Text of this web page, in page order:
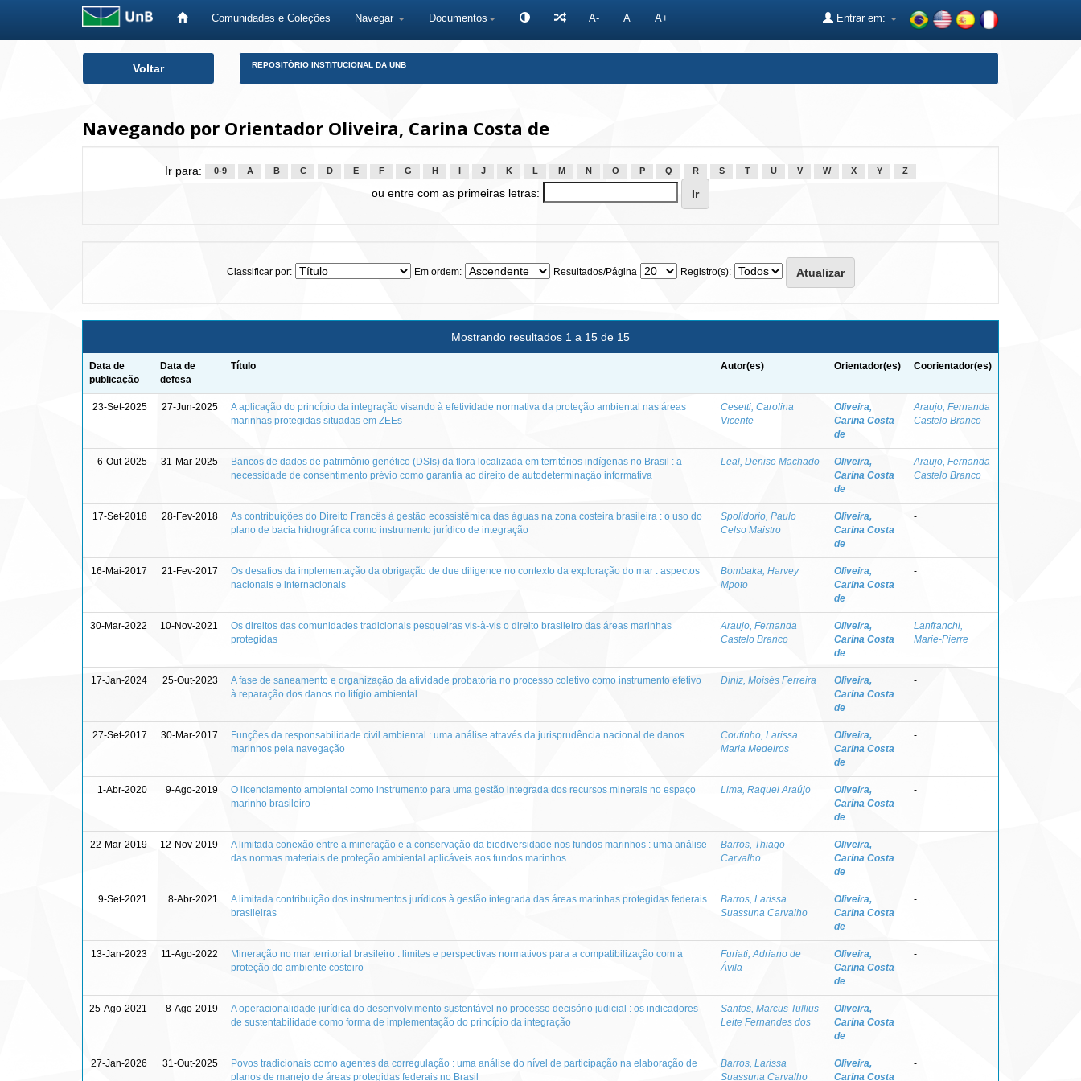
Comunidades e Coleções Navegar Documentos A- A A+ Entrar em:
Voltar REPOSITÓRIO INSTITUCIONAL DA UNB
Navegando por Orientador Oliveira, Carina Costa de
Ir para: 0-9 A B C D E F G H J K L M N O P Q R S T U V W X Y Z
ou entre com as primeiras letras:
Classificar por: Em ordem: Resultados/Página Registro(s):
Mostrando resultados 1 a 15 de 15
Data de
publicação
Data de
defesa
Título Autor(es) Orientador(es) Coorientador(es)
23-Set-2025 27-Jun-2025
A aplicação do princípio da integração visando à efetividade normativa da proteção ambiental nas áreas
marinhas protegidas situadas em ZEEs
Cesetti, Carolina
Vicente
Oliveira,
Carina Costa
de
Araujo, Fernanda
Castelo Branco
6-Out-2025 31-Mar-2025
Bancos de dados de patrimônio genético (DSIs) da flora localizada em territórios indígenas no Brasil : a
necessidade de consentimento prévio como garantia ao direito de autodeterminação informativa
Leal, Denise Machado
Oliveira,
Carina Costa
de
Araujo, Fernanda
Castelo Branco
17-Set-2018 28-Fev-2018
As contribuições do Direito Francês à gestão ecossistêmica das águas na zona costeira brasileira : o uso do
plano de bacia hidrográfica como instrumento jurídico de integração
Spolidorio, Paulo
Celso Maistro
Oliveira,
Carina Costa
de
-
16-Mai-2017 21-Fev-2017
Os desafios da implementação da obrigação de due diligence no contexto da exploração do mar : aspectos
nacionais e internacionais
Bombaka, Harvey
Mpoto
Oliveira,
Carina Costa
de
-
30-Mar-2022 10-Nov-2021
Os direitos das comunidades tradicionais pesqueiras vis-à-vis o direito brasileiro das áreas marinhas
protegidas
Araujo, Fernanda
Castelo Branco
Oliveira,
Carina Costa
de
Lanfranchi,
Marie-Pierre
17-Jan-2024 25-Out-2023
A fase de saneamento e organização da atividade probatória no processo coletivo como instrumento efetivo
à reparação dos danos no litígio ambiental
Diniz, Moisés Ferreira
Oliveira,
Carina Costa
de
-
27-Set-2017 30-Mar-2017
Funções da responsabilidade civil ambiental : uma análise através da jurisprudência nacional de danos
marinhos pela navegação
Coutinho, Larissa
Maria Medeiros
Oliveira,
Carina Costa
de
-
1-Abr-2020 9-Ago-2019
O licenciamento ambiental como instrumento para uma gestão integrada dos recursos minerais no espaço
marinho brasileiro
Lima, Raquel Araújo
Oliveira,
Carina Costa
de
-
22-Mar-2019 12-Nov-2019
A limitada conexão entre a mineração e a conservação da biodiversidade nos fundos marinhos : uma análise
das normas materiais de proteção ambiental aplicáveis aos fundos marinhos
Barros, Thiago
Carvalho
Oliveira,
Carina Costa
de
-
9-Set-2021 8-Abr-2021
A limitada contribuição dos instrumentos jurídicos à gestão integrada das áreas marinhas protegidas federais
brasileiras
Barros, Larissa
Suassuna Carvalho
Oliveira,
Carina Costa
de
-
13-Jan-2023 11-Ago-2022
Mineração no mar territorial brasileiro : limites e perspectivas normativos para a compatibilização com a
proteção do ambiente costeiro
Furiati, Adriano de
Ávila
Oliveira,
Carina Costa
de
-
25-Ago-2021 8-Ago-2019
A operacionalidade jurídica do desenvolvimento sustentável no processo decisório judicial : os indicadores
de sustentabilidade como forma de implementação do princípio da integração
Santos, Marcus Tullius
Leite Fernandes dos
Oliveira,
Carina Costa
de
-
27-Jan-2026 31-Out-2025
Povos tradicionais como agentes da corregulação : uma análise do nível de participação na elaboração de
planos de manejo de áreas protegidas federais no Brasil
Barros, Larissa
Suassuna Carvalho
Oliveira,
Carina Costa
-